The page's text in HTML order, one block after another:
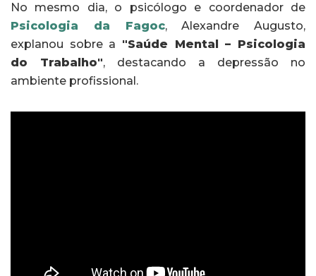
No mesmo dia, o psicólogo e coordenador de
Psicologia da Fagoc, Alexandre Augusto,
explanou sobre a "Saúde Mental – Psicologia
do Trabalho", destacando a depressão no
ambiente profissional.